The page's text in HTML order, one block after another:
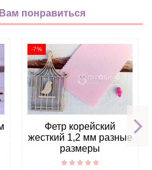
понравиться
-7%
Фетр корейский
жесткий 1,2 мм разные
размеры